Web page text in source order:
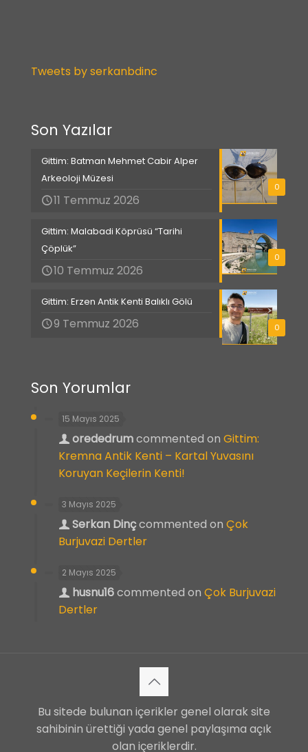
Tweets by serkanbdinc
Son Yazılar
0
Gittim: Batman Mehmet Cabir Alper
Arkeoloji Müzesi
11 Temmuz 2026
0
Gittim: Malabadi Köprüsü “Tarihi
Çöplük”
10 Temmuz 2026
0
Gittim: Erzen Antik Kenti Balıklı Gölü
9 Temmuz 2026
Son Yorumlar
15 Mayıs 2025
orededrumcommented on Gittim:
Kremna Antik Kenti – Kartal Yuvasını
Koruyan Keçilerin Kenti!
3 Mayıs 2025
Serkan Dinçcommented on Çok
Burjuvazi Dertler
2 Mayıs 2025
husnu16commented on Çok Burjuvazi
Dertler
Bu sitede bulunan içerikler genel olarak site
sahibinin ürettiği yada genel paylaşıma açık
olan içeriklerdir.